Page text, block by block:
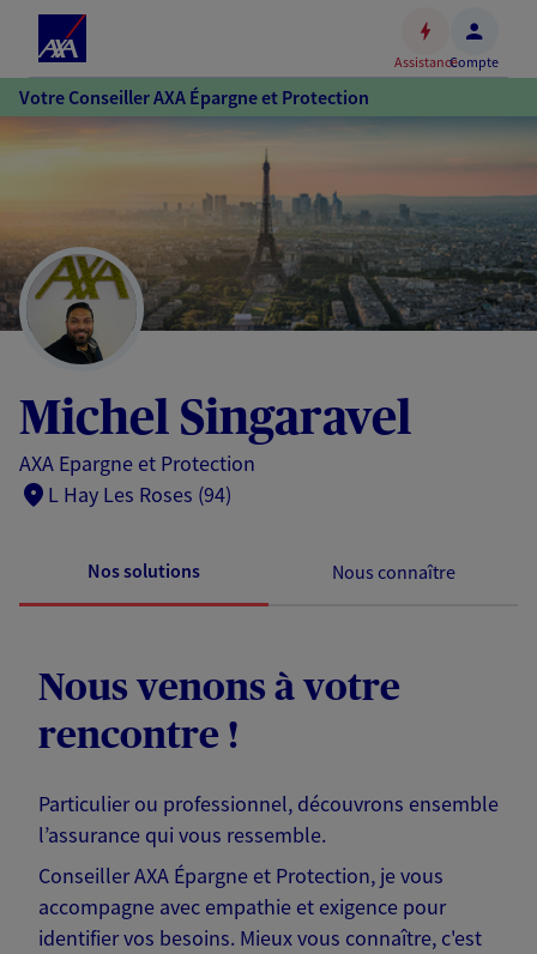
Accéder
au
contenu
principal
Accéder
au
pied
de
page
AssistanceCompte
Votre Conseiller AXA Épargne et Protection
Michel Singaravel
AXA Epargne et Protection
L Hay Les Roses (94)
Nos solutions Nous connaître
Nous venons à votre
rencontre !
Particulier ou professionnel, découvrons ensemble
l’assurance qui vous ressemble.
Conseiller AXA Épargne et Protection, je vous
accompagne avec empathie et exigence pour
identifier vos besoins. Mieux vous connaître, c'est